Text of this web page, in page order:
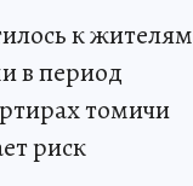
к жителям
в период
томичи
риск